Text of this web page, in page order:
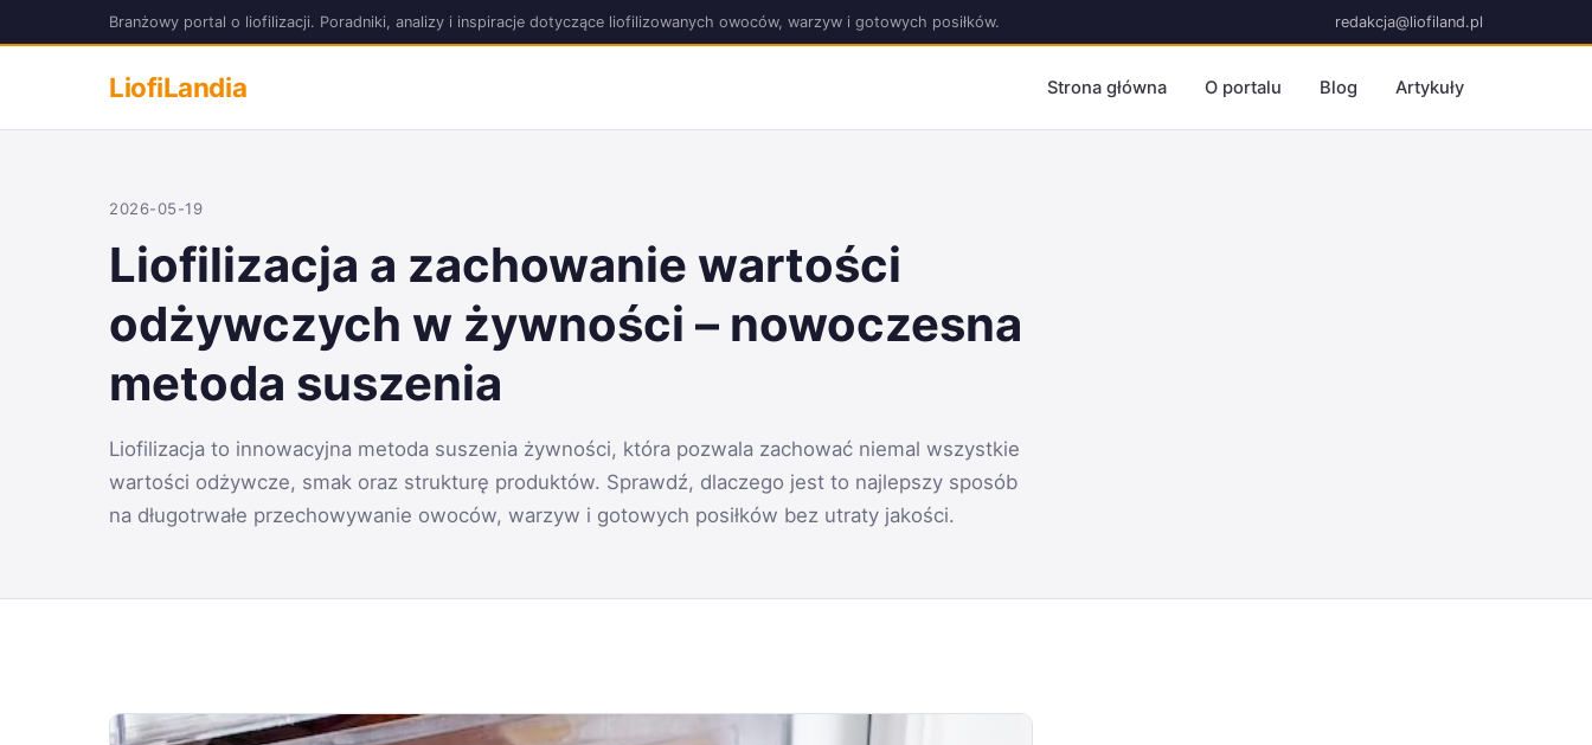
Branżowy portal o liofilizacji. Poradniki, analizy i inspiracje dotyczące liofilizowanych owoców, warzyw i gotowych posiłków. redakcja@liofiland.pl
LiofiLandia Strona główna O portalu Blog Artykuły
2026-05-19
Liofilizacja a zachowanie wartości
odżywczych w żywności – nowoczesna
metoda suszenia
Liofilizacja to innowacyjna metoda suszenia żywności, która pozwala zachować niemal wszystkie
wartości odżywcze, smak oraz strukturę produktów. Sprawdź, dlaczego jest to najlepszy sposób
na długotrwałe przechowywanie owoców, warzyw i gotowych posiłków bez utraty jakości.